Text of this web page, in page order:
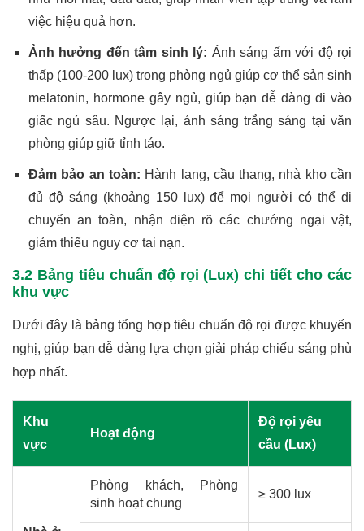
việc hiệu quả hơn.
Ảnh hưởng đến tâm sinh lý: Ánh sáng ấm với độ rọi
thấp (100-200 lux) trong phòng ngủ giúp cơ thể sản sinh
melatonin, hormone gây ngủ, giúp bạn dễ dàng đi vào
giấc ngủ sâu. Ngược lại, ánh sáng trắng sáng tại văn
phòng giúp giữ tỉnh táo.
Đảm bảo an toàn: Hành lang, cầu thang, nhà kho cần
đủ độ sáng (khoảng 150 lux) để mọi người có thể di
chuyển an toàn, nhận diện rõ các chướng ngại vật,
giảm thiểu nguy cơ tai nạn.
3.2 Bảng tiêu chuẩn độ rọi (Lux) chi tiết cho các
khu vực
Dưới đây là bảng tổng hợp tiêu chuẩn độ rọi được khuyến
nghị, giúp bạn dễ dàng lựa chọn giải pháp chiếu sáng phù
hợp nhất.
Khu
vực
Hoạt động
Độ rọi yêu
cầu (Lux)
Phòng khách, Phòng
sinh hoạt chung
≥ 300 lux